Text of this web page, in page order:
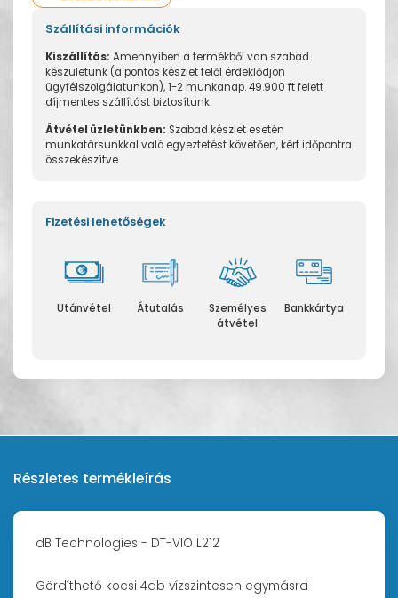
Szállítási információk
Kiszállítás: Amennyiben a termékből van szabad
készületünk (a pontos készlet felől érdeklődjön
ügyfélszolgálatunkon), 1-2 munkanap. 49.900 ft felett
díjmentes szállítást biztosítunk.
Átvétel üzletünkben: Szabad készlet esetén
munkatársunkkal való egyeztetést követően, kért időpontra
összekészítve.
Fizetési lehetőségek
Utánvétel Átutalás
Személyes
átvétel
Bankkártya
Részletes termékleírás
dB Technologies - DT-VIO L212
Gördíthető kocsi 4db vízszintesen egymásra